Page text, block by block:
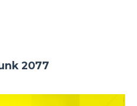
2077